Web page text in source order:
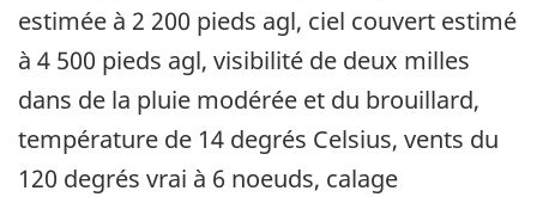
estimée à 2 200 pieds agl, ciel couvert estimé
à 4 500 pieds agl, visibilité de deux milles
dans de la pluie modérée et du brouillard,
température de 14 degrés Celsius, vents du
120 degrés vrai à 6 noeuds, calage